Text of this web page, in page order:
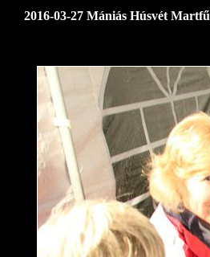
2016-03-27 Mániás Húsvét Martfű